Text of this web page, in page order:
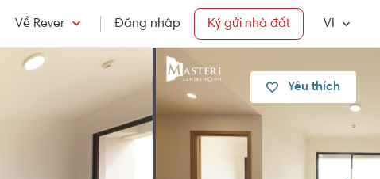
Về Rever Đăng nhập Ký gửi nhà đất VI
Yêu thích